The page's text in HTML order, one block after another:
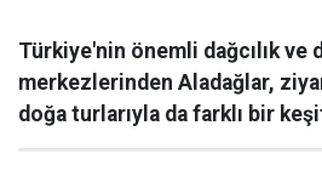
Türkiye'nin önemli dağcılık ve
merkezlerinden Aladağlar,
doğa turlarıyla da farklı bir